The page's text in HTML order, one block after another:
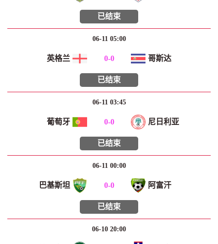
已结束
06-11 05:00
英格兰 0-0 哥斯达
已结束
06-11 03:45
葡萄牙 0-0 尼日利亚
已结束
06-11 00:00
巴基斯坦 0-0 阿富汗
已结束
06-10 20:00